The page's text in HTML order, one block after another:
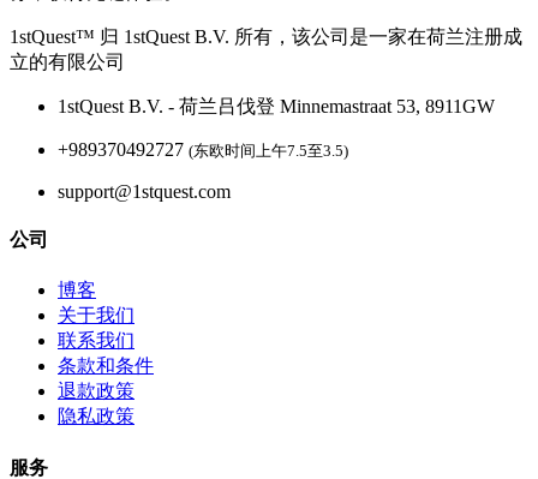
1stQuest™ 归 1stQuest B.V. 所有，该公司是一家在荷兰注册成
立的有限公司
1stQuest B.V. - 荷兰吕伐登 Minnemastraat 53, 8911GW
+989370492727 (东欧时间上午7.5至3.5)
support@1stquest.com
公司
博客
关于我们
联系我们
条款和条件
退款政策
隐私政策
服务